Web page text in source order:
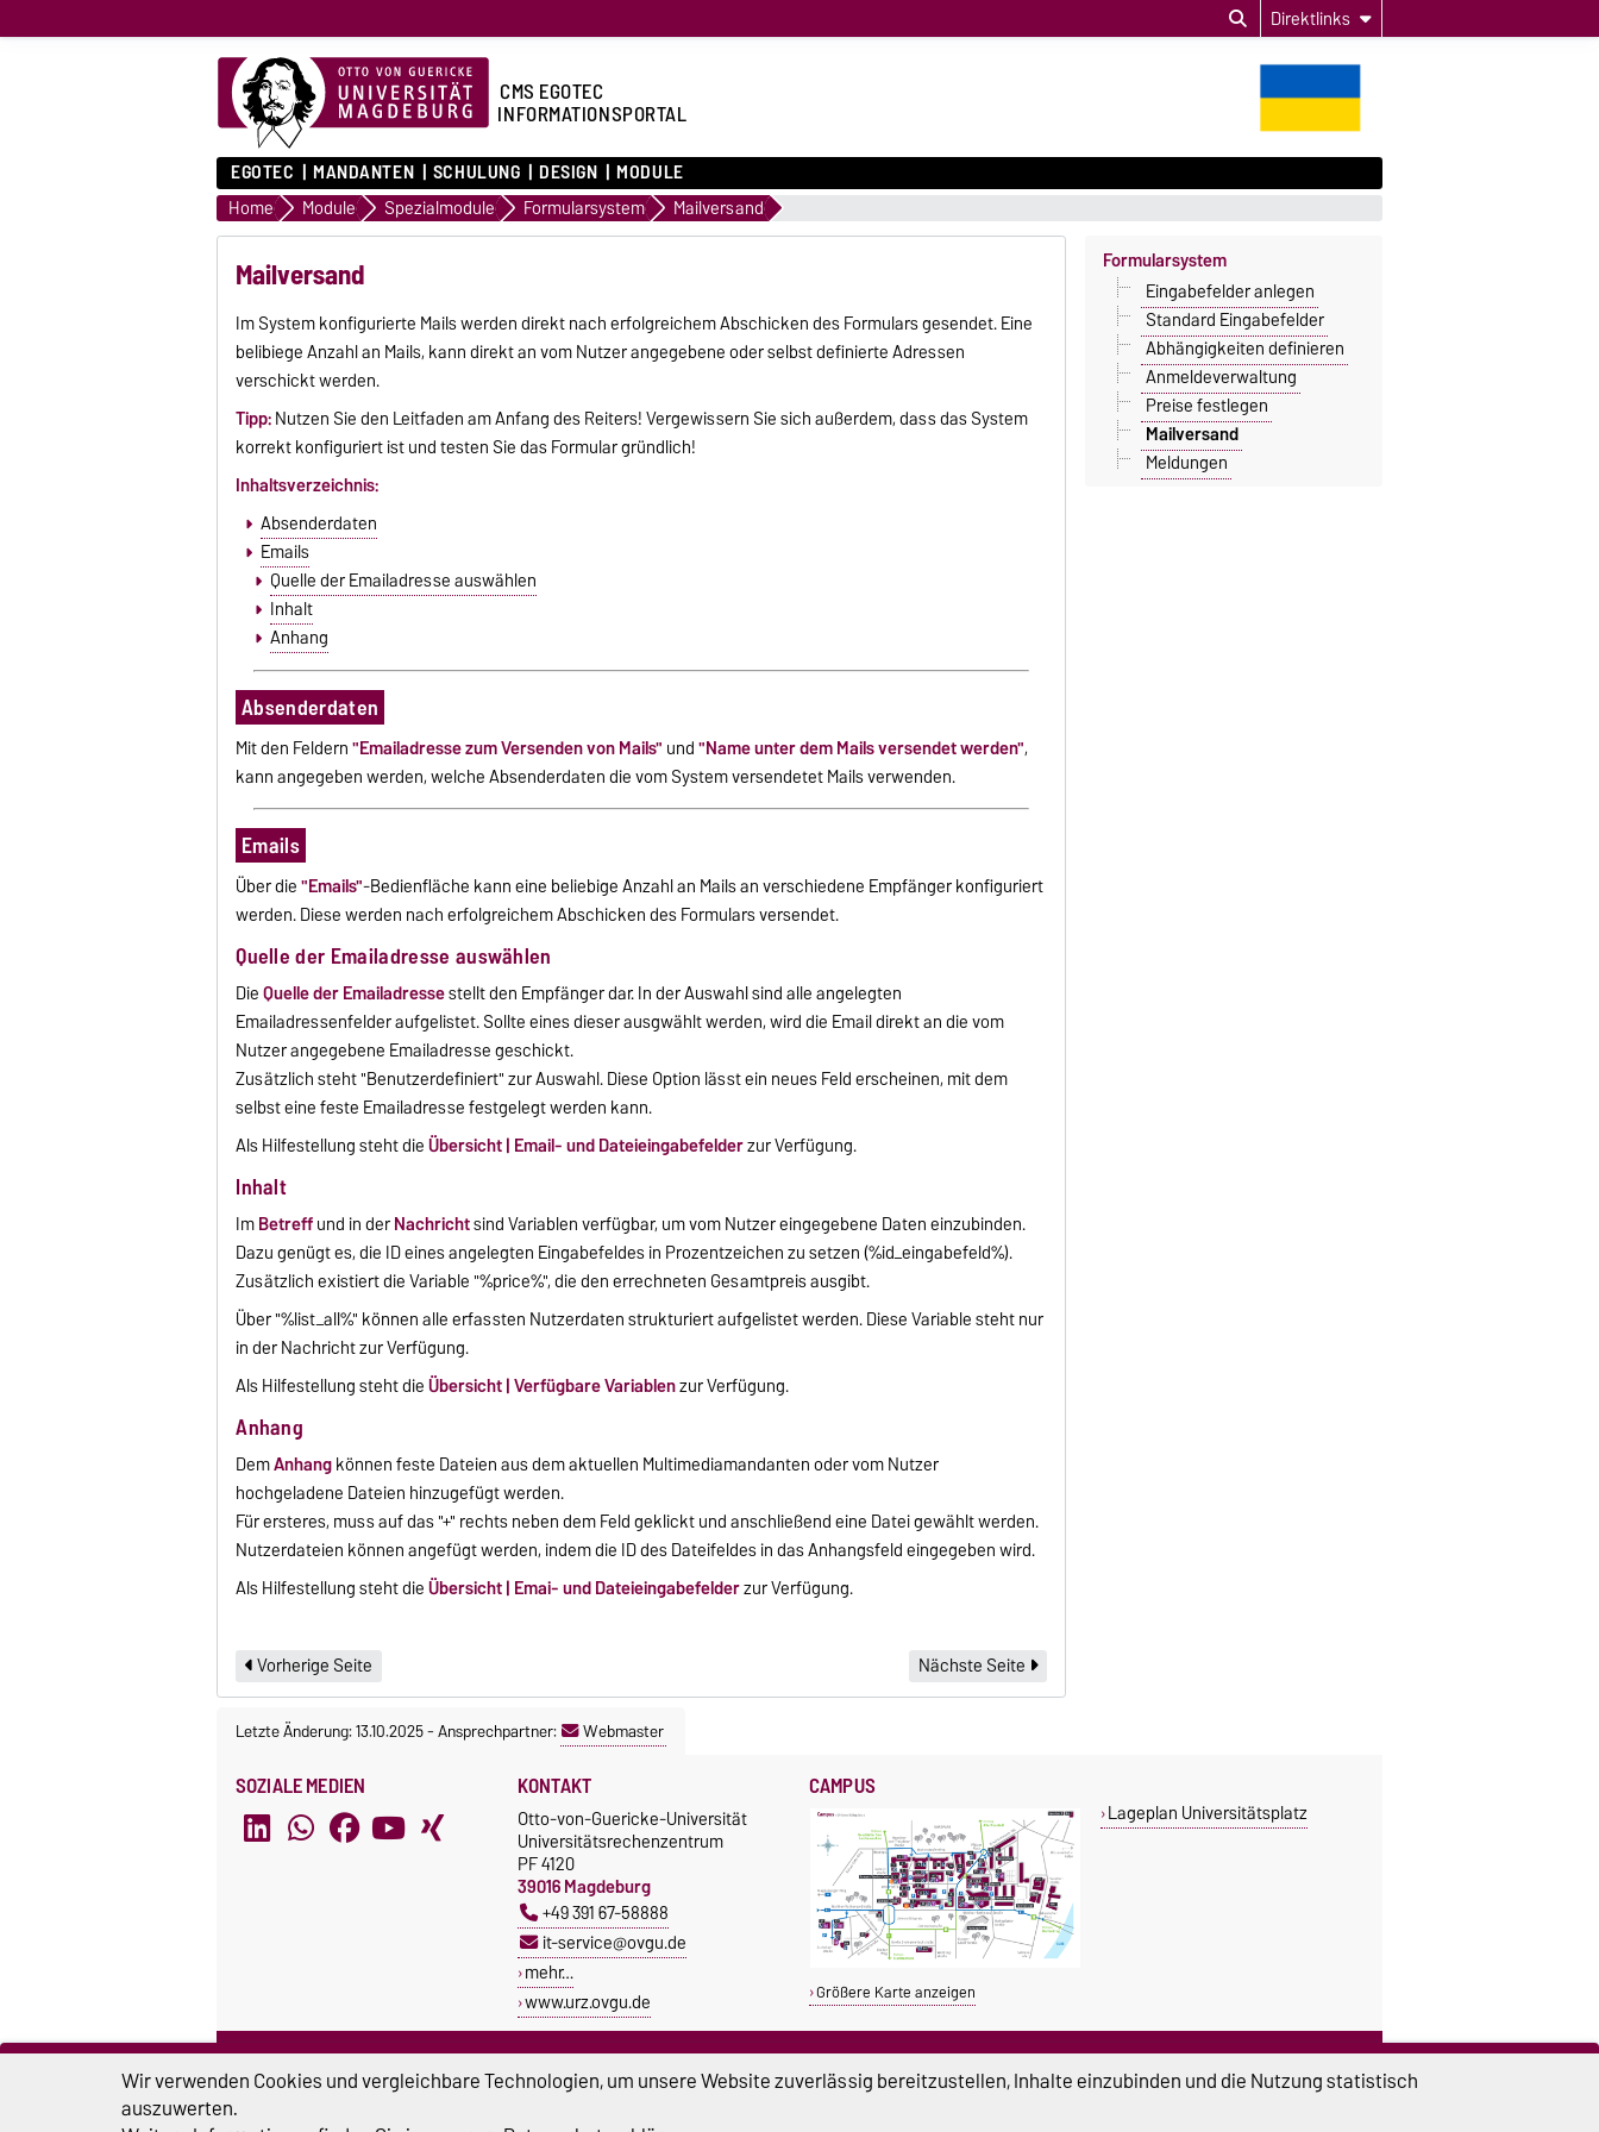
Direktlinks
CMS EGOTEC
INFORMATIONSPORTAL
EGOTEC MANDANTEN SCHULUNG DESIGN MODULE
Home Module Spezialmodule Formularsystem Mailversand
Mailversand
Im System konfigurierte Mails werden direkt nach erfolgreichem Abschicken des Formulars gesendet. Eine
belibiege Anzahl an Mails, kann direkt an vom Nutzer angegebene oder selbst definierte Adressen
verschickt werden.
Tipp:Nutzen Sie den Leitfaden am Anfang des Reiters! Vergewissern Sie sich außerdem, dass das System
korrekt konfiguriert ist und testen Sie das Formular gründlich!
Inhaltsverzeichnis:
Absenderdaten
Emails
Quelle der Emailadresse auswählen
Inhalt
Anhang
Absenderdaten
Mit den Feldern"Emailadresse zum Versenden von Mails" und"Name unter dem Mails versendet werden",
kann angegeben werden, welche Absenderdaten die vom System versendetet Mails verwenden.
Emails
Über die"Emails"-Bedienfläche kann eine beliebige Anzahl an Mails an verschiedene Empfänger konfiguriert
werden. Diese werden nach erfolgreichem Abschicken des Formulars versendet.
Quelle der Emailadresse auswählen
DieQuelle der Emailadressestellt den Empfänger dar. In der Auswahl sind alle angelegten
Emailadressenfelder aufgelistet. Sollte eines dieser ausgwählt werden, wird die Email direkt an die vom
Nutzer angegebene Emailadresse geschickt.
Zusätzlich steht "Benutzerdefiniert" zur Auswahl. Diese Option lässt ein neues Feld erscheinen, mit dem
selbst eine feste Emailadresse festgelegt werden kann.
Als Hilfestellung steht dieÜbersicht | Email- und Dateieingabefelderzur Verfügung.
Inhalt
ImBetreffund in derNachrichtsind Variablen verfügbar, um vom Nutzer eingegebene Daten einzubinden.
Dazu genügt es, die ID eines angelegten Eingabefeldes in Prozentzeichen zu setzen (%id_eingabefeld%).
Zusätzlich existiert die Variable "%price%", die den errechneten Gesamtpreis ausgibt.
Über "%list_all%" können alle erfassten Nutzerdaten strukturiert aufgelistet werden. Diese Variable steht nur
in der Nachricht zur Verfügung.
Als Hilfestellung steht dieÜbersicht | Verfügbare Variablenzur Verfügung.
Anhang
DemAnhangkönnen feste Dateien aus dem aktuellen Multimediamandanten oder vom Nutzer
hochgeladene Dateien hinzugefügt werden.
Für ersteres, muss auf das "+" rechts neben dem Feld geklickt und anschließend eine Datei gewählt werden.
Nutzerdateien können angefügt werden, indem die ID des Dateifeldes in das Anhangsfeld eingegeben wird.
Als Hilfestellung steht dieÜbersicht | Emai- und Dateieingabefelderzur Verfügung.
Vorherige Seite Nächste Seite
Formularsystem
Eingabefelder anlegen
Standard Eingabefelder
Abhängigkeiten definieren
Anmeldeverwaltung
Preise festlegen
Mailversand
Meldungen
Letzte Änderung: 13.10.2025-Ansprechpartner: Webmaster
SOZIALE MEDIEN KONTAKT
Otto-von-Guericke-Universität
Universitätsrechenzentrum
PF 4120
39016 Magdeburg
+49 391 67-58888
it-service@ovgu.de
mehr…
www.urz.ovgu.de
CAMPUS
Größere Karte anzeigen
Lageplan Universitätsplatz
WEBREDAKTEURE WEBMASTER
webmaster@ovgu.de
IT-SERVICE
it-service@ovgu.de
DIESE SEITE
Wir verwenden Cookies und vergleichbare Technologien, um unsere Website zuverlässig bereitzustellen, Inhalte einzubinden und die Nutzung statistisch
auszuwerten.